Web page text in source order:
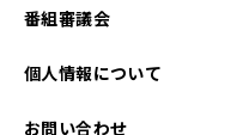
2025年04月
番組審議会
個人情報について
お問い合わせ